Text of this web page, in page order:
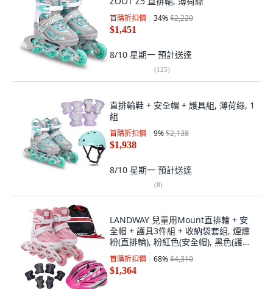
首購折扣價 34%$2,220
$1,451
8/10 星期一 預計送達
(125)
直排輪鞋 + 安全帽 + 護具組, 薄荷綠, 1
組
首購折扣價 9%$2,138
$1,938
8/10 星期一 預計送達
(8)
LANDWAY 兒童用Mount直排輪 + 安
全帽 + 護具3件組 + 收納袋套組, 煙燻
粉(直排輪), 粉紅色(安全帽), 黑色(護
具), 1套
首購折扣價 68%$4,310
$1,364